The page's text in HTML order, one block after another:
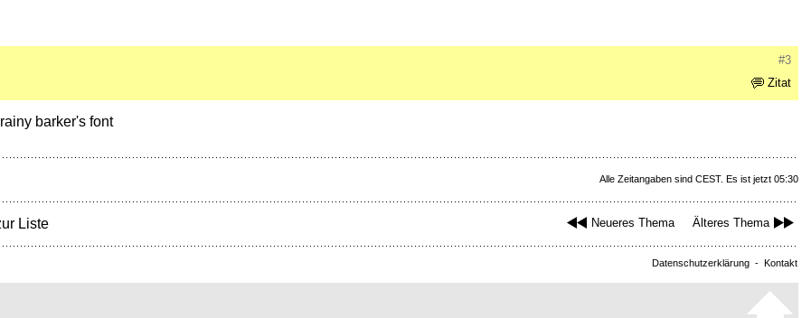
#3
Zitat
barker's font
Alle Zeitangaben sind CEST. Es ist jetzt 05:30
Neueres Thema Älteres Thema
Liste
Datenschutzerklärung - Kontakt